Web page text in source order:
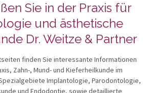
Sie in der Praxis für
und ästhetische
Dr. Weitze & Partner
finden Sie interessante Informationen
Zahn-, Mund- und Kieferheilkunde im
Implantologie, Parodontologie,
und Endodontie, sowie detaillierte